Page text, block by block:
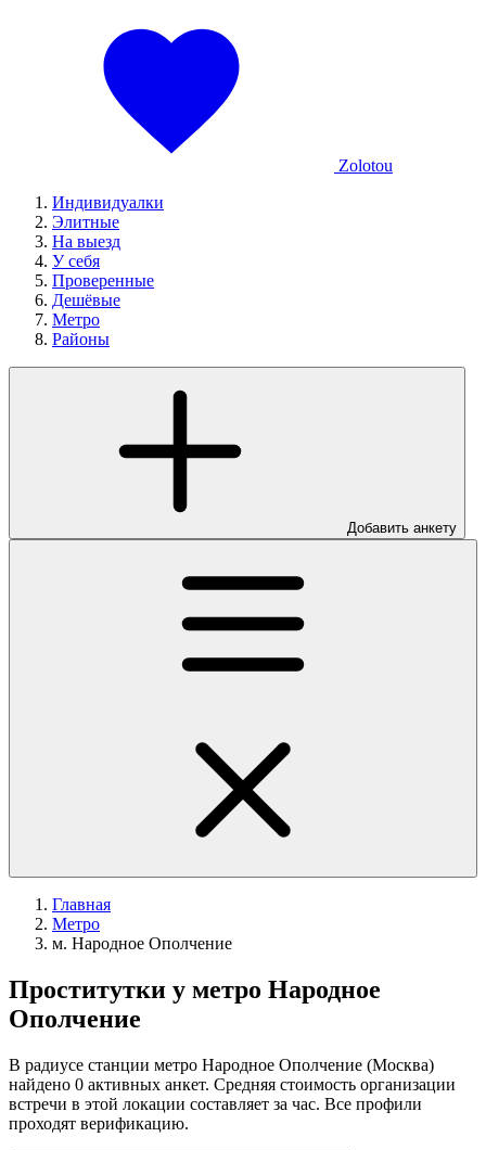
Zolotou
Индивидуалки
Элитные
На выезд
У себя
Проверенные
Дешёвые
Метро
Районы
Добавить анкету
Главная
Метро
м. Народное Ополчение
Проститутки у метро Народное
Ополчение
В радиусе станции метро Народное Ополчение (Москва)
найдено 0 активных анкет. Средняя стоимость организации
встречи в этой локации составляет за час. Все профили
проходят верификацию.